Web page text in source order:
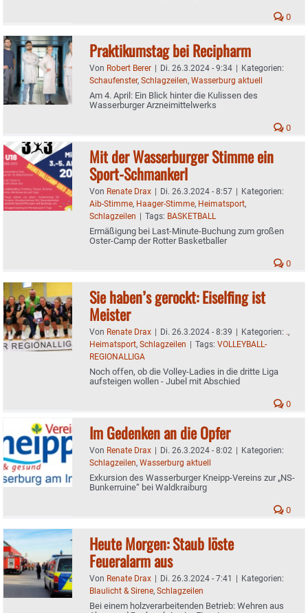
0
Praktikumstag bei Recipharm
Von Robert Berer | Di. 26.3.2024 - 9:34 | Kategorien:
Schaufenster, Schlagzeilen, Wasserburg aktuell
Am 4. April: Ein Blick hinter die Kulissen des
Wasserburger Arzneimittelwerks
0
Mit der Wasserburger Stimme ein
Sport-Schmankerl
Von Renate Drax | Di. 26.3.2024 - 8:57 | Kategorien:
Aib-Stimme, Haager-Stimme, Heimatsport,
Schlagzeilen | Tags: BASKETBALL
Ermäßigung bei Last-Minute-Buchung zum großen
Oster-Camp der Rotter Basketballer
0
Sie haben’s gerockt: Eiselfing ist
Meister
Von Renate Drax | Di. 26.3.2024 - 8:39 | Kategorien: .,
Heimatsport, Schlagzeilen | Tags: VOLLEYBALL-
REGIONALLIGA
Noch offen, ob die Volley-Ladies in die dritte Liga
aufsteigen wollen - Jubel mit Abschied
0
Im Gedenken an die Opfer
Von Renate Drax | Di. 26.3.2024 - 8:02 | Kategorien:
Schlagzeilen, Wasserburg aktuell
Exkursion des Wasserburger Kneipp-Vereins zur „NS-
Bunkerruine“ bei Waldkraiburg
0
Heute Morgen: Staub löste
Feueralarm aus
Von Renate Drax | Di. 26.3.2024 - 7:41 | Kategorien:
Blaulicht & Sirene, Schlagzeilen
Bei einem holzverarbeitenden Betrieb: Wehren aus